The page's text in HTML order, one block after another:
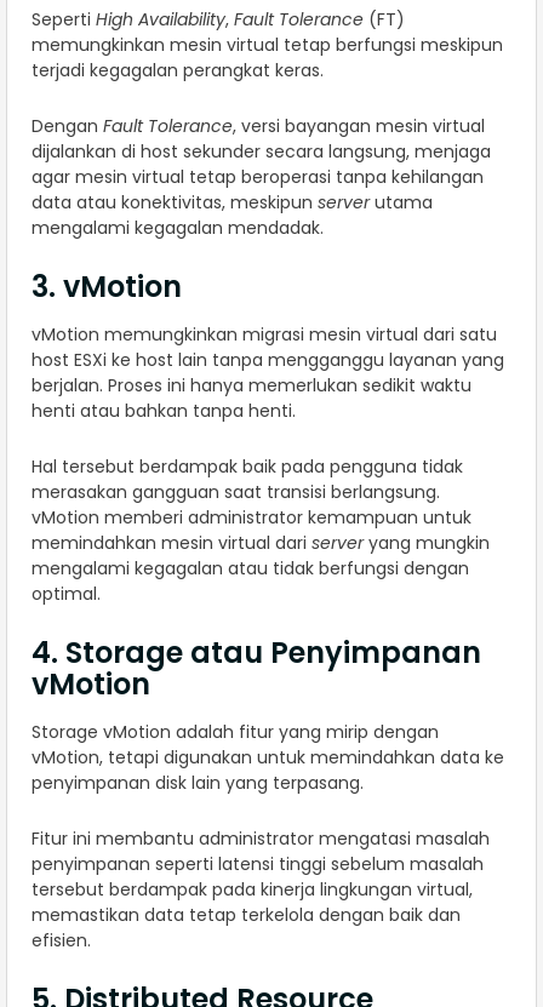
Seperti High Availability, Fault Tolerance (FT)
memungkinkan mesin virtual tetap berfungsi meskipun
terjadi kegagalan perangkat keras.
Dengan Fault Tolerance, versi bayangan mesin virtual
dijalankan di host sekunder secara langsung, menjaga
agar mesin virtual tetap beroperasi tanpa kehilangan
data atau konektivitas, meskipun serverutama
mengalami kegagalan mendadak.
3. vMotion
vMotion memungkinkan migrasi mesin virtual dari satu
host ESXi ke host lain tanpa mengganggu layanan yang
berjalan. Proses ini hanya memerlukan sedikit waktu
henti atau bahkan tanpa henti.
Hal tersebut berdampak baik pada pengguna tidak
merasakan gangguan saat transisi berlangsung.
vMotion memberi administrator kemampuan untuk
memindahkan mesin virtual dari serveryang mungkin
mengalami kegagalan atau tidak berfungsi dengan
optimal.
4. Storage atau Penyimpanan
vMotion
Storage vMotion adalah fitur yang mirip dengan
vMotion, tetapi digunakan untuk memindahkan data ke
penyimpanan disk lain yang terpasang.
Fitur ini membantu administrator mengatasi masalah
penyimpanan seperti latensi tinggi sebelum masalah
tersebut berdampak pada kinerja lingkungan virtual,
memastikan data tetap terkelola dengan baik dan
efisien.